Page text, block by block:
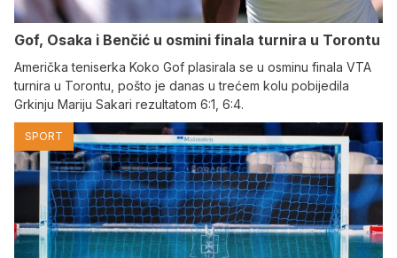
Gof, Osaka i Benčić u osmini finala turnira u Torontu
Američka teniserka Koko Gof plasirala se u osminu finala VTA
turnira u Torontu, pošto je danas u trećem kolu pobijedila
Grkinju Mariju Sakari rezultatom 6:1, 6:4.
SPORT